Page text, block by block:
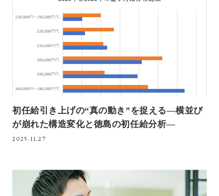
初任給引き上げの“真の動き”を捉える―横並び
が崩れた構造変化と徳島の初任給分析―
2025.11.27